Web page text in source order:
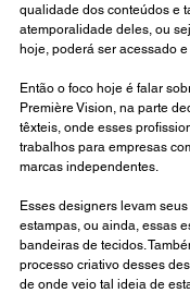
qualidade dos conteúdos e
atemporalidade deles, ou
hoje, poderá ser acessado e
Então o foco hoje é falar
Première Vision, na parte
têxteis, onde esses
trabalhos para empresas
marcas independentes.
Esses designers levam
estampas, ou ainda, essas
bandeiras de tecidos.
processo criativo desses
de onde veio tal ideia de